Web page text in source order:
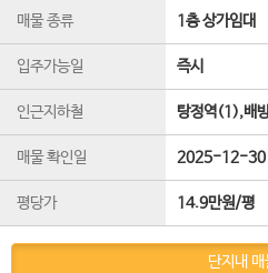
매물 종류 1층 상가임대
입주가능일 즉시
인근지하철 탕정역(1),배
매물 확인일 2025-12-30
평당가 14.9만원/평
단지내